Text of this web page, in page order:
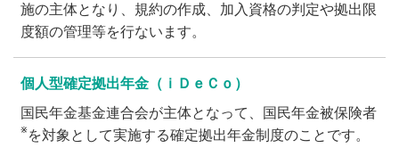
施の主体となり、規約の作成、加入資格の判定や拠出限
度額の管理等を行ないます。
個人型確定拠出年金（ｉＤｅＣｏ）
国民年金基金連合会が主体となって、国民年金被保険者
※を対象として実施する確定拠出年金制度のことです。